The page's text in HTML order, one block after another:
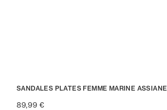
SANDALES PLATES FEMME MARINE ASSIANE
89,99 €